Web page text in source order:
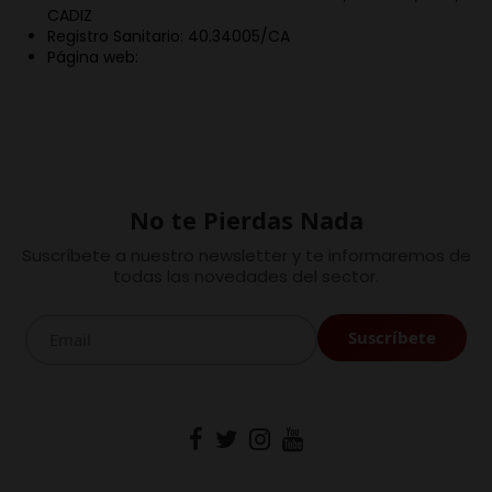
CADIZ
Registro Sanitario: 40.34005/CA
Página web:
No te Pierdas Nada